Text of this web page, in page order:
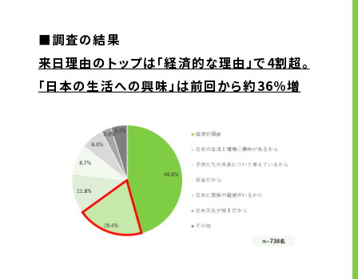
■調査の結果
来日理由のトップは「経済的な理由」で4割超。
「日本の生活への興味」は前回から約36％増